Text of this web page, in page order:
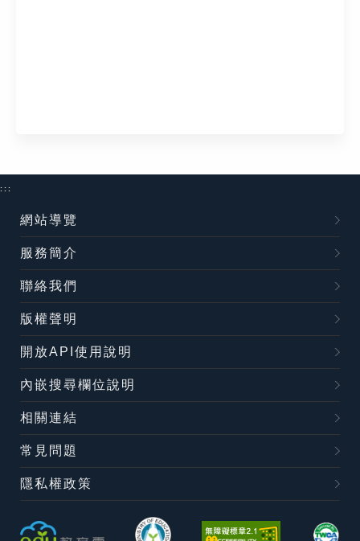
:::
網站導覽
服務簡介
聯絡我們
版權聲明
開放API使用說明
內嵌搜尋欄位說明
相關連結
常見問題
隱私權政策